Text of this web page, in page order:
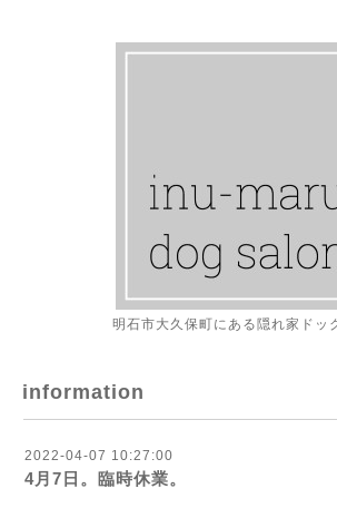
明石市大久保町にある隠れ家ドッ
information
2022-04-07 10:27:00
4月7日。臨時休業。